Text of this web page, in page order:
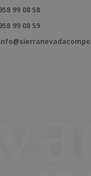
99 08 58
99 08 59